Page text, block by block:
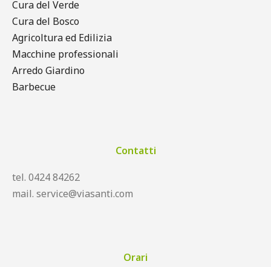
Cura del Verde
Cura del Bosco
Agricoltura ed Edilizia
Macchine professionali
Arredo Giardino
Barbecue
Contatti
tel. 0424 84262
mail. service@viasanti.com
Orari